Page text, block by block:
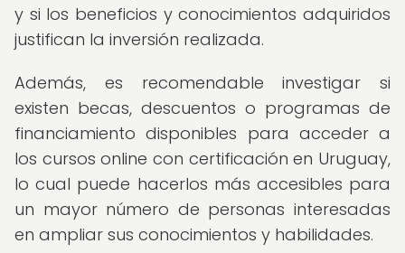
y si los beneficios y conocimientos adquiridos
justifican la inversión realizada.
Además, es recomendable investigar si
existen becas, descuentos o programas de
financiamiento disponibles para acceder a
los cursos online con certificación en Uruguay,
lo cual puede hacerlos más accesibles para
un mayor número de personas interesadas
en ampliar sus conocimientos y habilidades.